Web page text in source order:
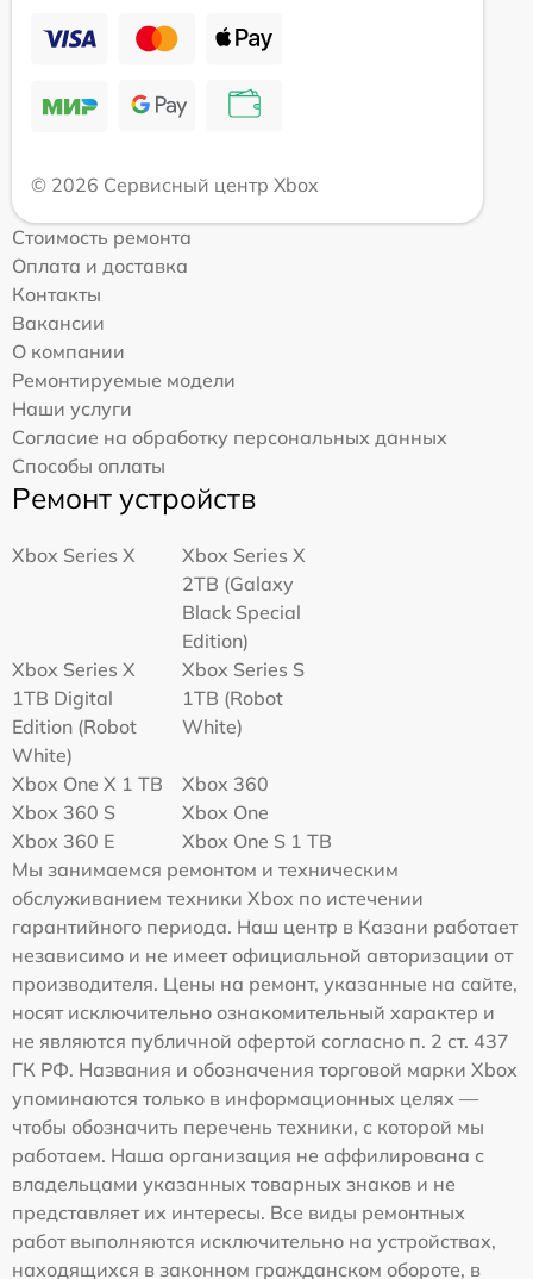
© 2026 Сервисный центр Xbox
Стоимость ремонта
Оплата и доставка
Контакты
Вакансии
О компании
Ремонтируемые модели
Наши услуги
Согласие на обработку персональных данных
Способы оплаты
Ремонт устройств
Xbox Series X
Xbox Series X
2TB (Galaxy
Black Special
Edition)
Xbox Series X
1TB Digital
Edition (Robot
White)
Xbox Series S
1TB (Robot
White)
Xbox One X 1 TB
Xbox 360
Xbox 360 S
Xbox One
Xbox 360 E
Xbox One S 1 TB
Мы занимаемся ремонтом и техническим
обслуживанием техники Xbox по истечении
гарантийного периода. Наш центр в Казани работает
независимо и не имеет официальной авторизации от
производителя. Цены на ремонт, указанные на сайте,
носят исключительно ознакомительный характер и
не являются публичной офертой согласно п. 2 ст. 437
ГК РФ. Названия и обозначения торговой марки Xbox
упоминаются только в информационных целях —
чтобы обозначить перечень техники, с которой мы
работаем. Наша организация не аффилирована с
владельцами указанных товарных знаков и не
представляет их интересы. Все виды ремонтных
работ выполняются исключительно на устройствах,
находящихся в законном гражданском обороте, в